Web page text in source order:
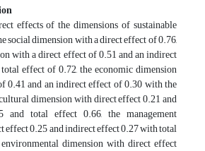
effects of the dimensions of sustainable
social dimension with a direct effect of 0.76,
with a direct effect of 0.51 and an indirect
effect of 0.72, the economic dimension
0.41 and an indirect effect of 0.30 with the
dimension with direct effect 0.21 and
and total effect 0.66, the management
effect 0.25 and indirect effect 0.27 with total
dimension with direct effect